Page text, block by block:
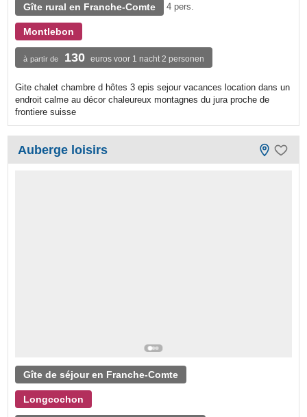
Gîte rural en Franche-Comte 4 pers.
Montlebon
à partir de 130 euros voor 1 nacht 2 personen
Gite chalet chambre d hôtes 3 epis sejour vacances location dans un
endroit calme au décor chaleureux montagnes du jura proche de
frontiere suisse
Auberge loisirs
Gîte de séjour en Franche-Comte
Longcochon